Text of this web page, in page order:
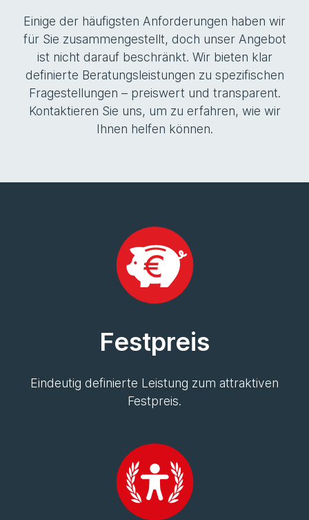
Einige der häufigsten Anforderungen haben wir
für Sie zusammengestellt, doch unser Angebot
ist nicht darauf beschränkt. Wir bieten klar
definierte Beratungsleistungen zu spezifischen
Fragestellungen – preiswert und transparent.
Kontaktieren Sie uns, um zu erfahren, wie wir
Ihnen helfen können.
Festpreis
Eindeutig definierte Leistung zum attraktiven
Festpreis.